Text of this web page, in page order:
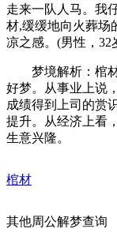
走来一队人马。我
材,缓缓地向火葬场
凉之感。(男性，32
梦境解析：棺材
好梦。从事业上说
成绩得到上司的赏
提升。从经济上看
生意兴隆。
棺材
其他周公解梦查询